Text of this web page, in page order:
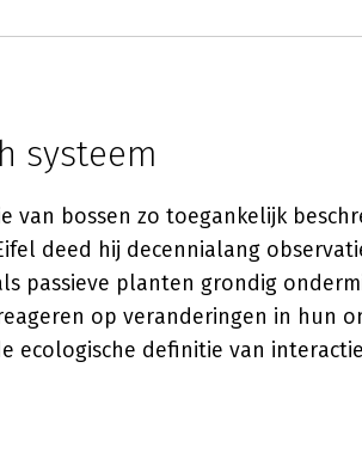
systeem
van bossen zo toegankelijk
deed hij decennialang
passieve planten grondig
op veranderingen in hun
ecologische definitie van